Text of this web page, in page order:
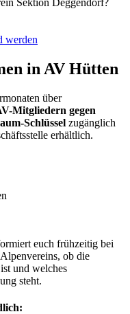
Sektion Deggendorf?
werden
in AV Hütten
über
Mitgliedern gegen
Schlüssel zugänglich
erhältlich.
euch frühzeitig bei
ob die
und welches
steht.